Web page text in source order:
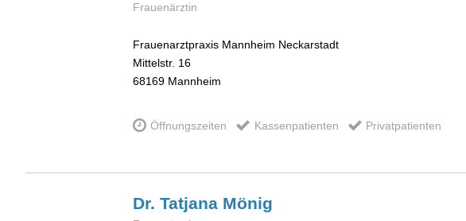
Frauenärztin
Frauenarztpraxis Mannheim Neckarstadt
Mittelstr. 16
68169 Mannheim
Öffnungszeiten Kassenpatienten Privatpatienten
Dr. Tatjana Mönig